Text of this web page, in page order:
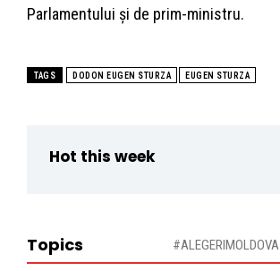
Parlamentului și de prim-ministru.
TAGS DODON EUGEN STURZA EUGEN STURZA
Hot this week
Topics #ALEGERIMOLDOVA